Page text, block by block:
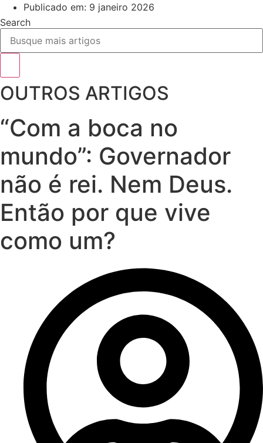
Publicado em: 9 janeiro 2026
Search
OUTROS ARTIGOS
“Com a boca no
mundo”: Governador
não é rei. Nem Deus.
Então por que vive
como um?